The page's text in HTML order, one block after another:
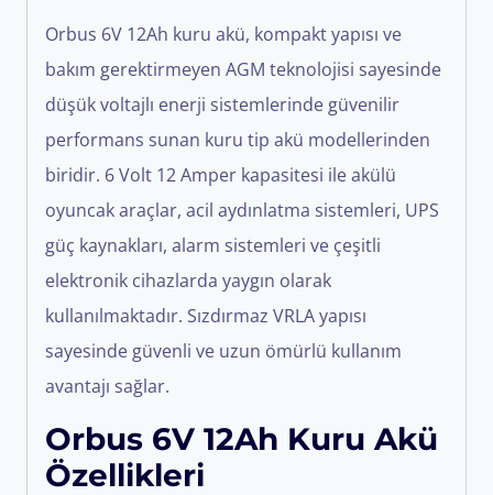
Orbus 6V 12Ah kuru akü, kompakt yapısı ve
bakım gerektirmeyen AGM teknolojisi sayesinde
düşük voltajlı enerji sistemlerinde güvenilir
performans sunan kuru tip akü modellerinden
biridir. 6 Volt 12 Amper kapasitesi ile akülü
oyuncak araçlar, acil aydınlatma sistemleri, UPS
güç kaynakları, alarm sistemleri ve çeşitli
elektronik cihazlarda yaygın olarak
kullanılmaktadır. Sızdırmaz VRLA yapısı
sayesinde güvenli ve uzun ömürlü kullanım
avantajı sağlar.
Orbus 6V 12Ah Kuru Akü
Özellikleri